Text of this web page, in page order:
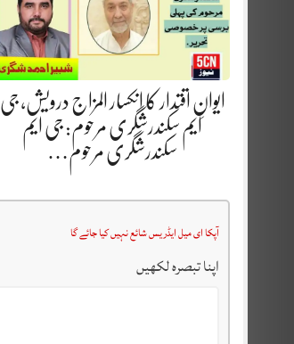
ایوانِ اقتدار کا انکسار المزاج درویش، جی
ایم سکندرشگری مرحوم: جی ایم
سکندرشگری مرحوم…
آپکا ای میل ایڈریس شائع نہیں کیا جائے گا
اپنا تبصرہ لکھیں